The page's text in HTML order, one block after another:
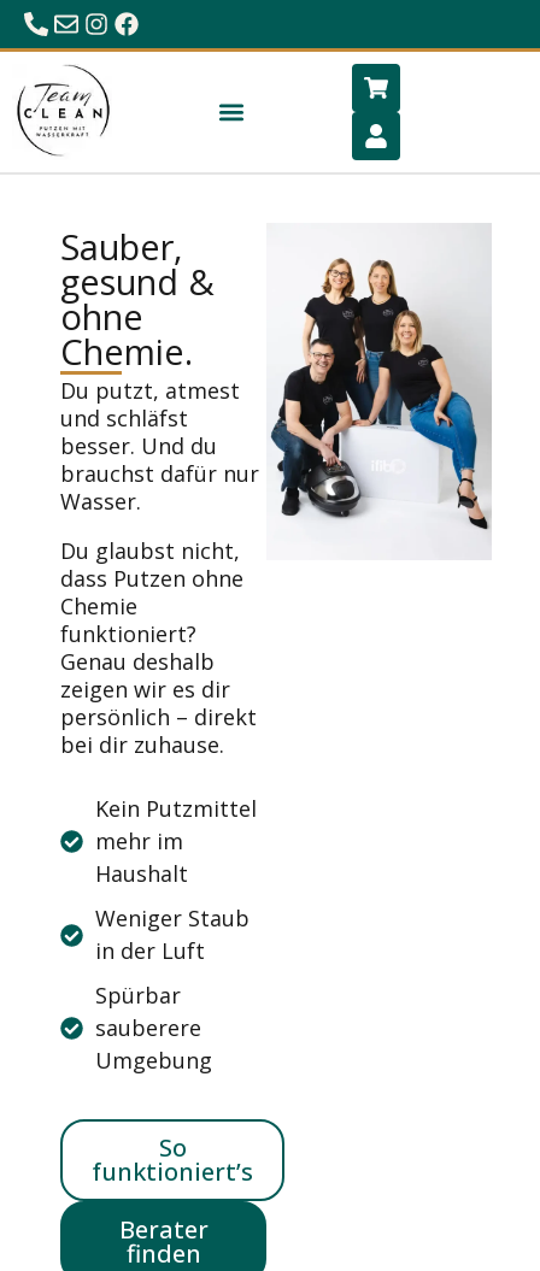
0680/23 86 984
office@hygiene-schlafen.com
Sauber,
gesund &
ohne
Chemie.
Du putzt, atmest
und schläfst
besser. Und du
brauchst dafür nur
Wasser.
Du glaubst nicht,
dass Putzen ohne
Chemie
funktioniert?
Genau deshalb
zeigen wir es dir
persönlich – direkt
bei dir zuhause.
Kein Putzmittel
mehr im
Haushalt
Weniger Staub
in der Luft
Spürbar
sauberere
Umgebung
So
funktioniert’s
Berater
finden